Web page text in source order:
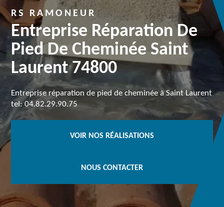
RS RAMONEUR
Entreprise Réparation De
Pied De Cheminée Saint
Laurent 74800
Entreprise réparation de pied de cheminée à Saint Laurent
tel: 04.82.29.90.75
VOIR NOS RÉALISATIONS
NOUS CONTACTER